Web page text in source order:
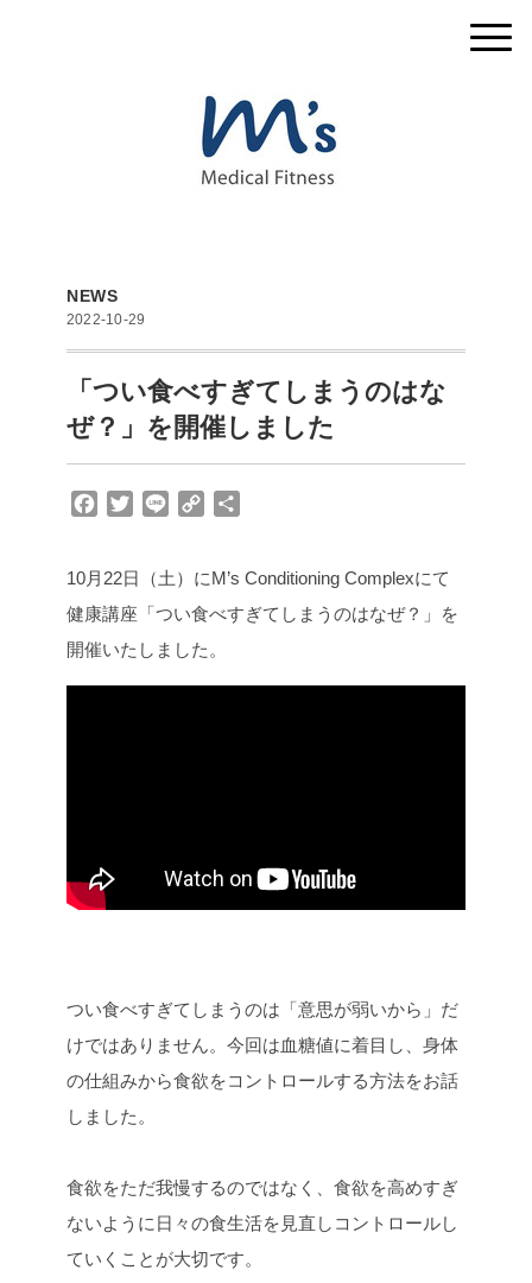
NEWS
2022-10-29
「つい食べすぎてしまうのはな
ぜ？」を開催しました
e
b
o
k
t
t
r
e
y
L
n
k
10月22日（土）にM’s Conditioning Complexにて
健康講座「つい食べすぎてしまうのはなぜ？」を
開催いたしました。
つい食べすぎてしまうのは「意思が弱いから」だ
けではありません。今回は血糖値に着目し、身体
の仕組みから食欲をコントロールする方法をお話
しました。
食欲をただ我慢するのではなく、食欲を高めすぎ
ないように日々の食生活を見直しコントロールし
ていくことが大切です。